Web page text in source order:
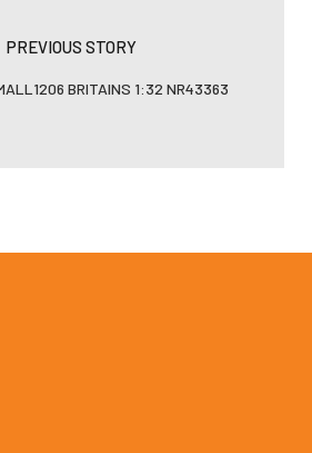
PREVIOUS STORY
BRITAINS 1:32 NR43363